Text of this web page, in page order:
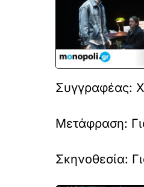
Συγγραφέας:
Μετάφραση:
Σκηνοθεσία: